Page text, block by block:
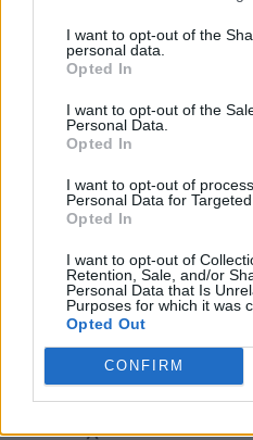
I want to opt-out of the
personal data.
Opted In
I want to opt-out of the
Personal Data.
Opted In
I want to opt-out of
Personal Data for Targeted
Opted In
I want to opt-out of
Retention, Sale, and/or
Personal Data that Is
Purposes for which it was
Opted Out
CONFIRM
Οι ειδικοί έχουν
βακτήρια όπως
ανθεκτικά στα κοινά
που θα μπορούσε να
τα ζώα φάρμας
για την προστασία
ασθένειες. Τα ζώα
αυτά τα αντιβιοτικά
υγιή, γεγονός που
από ασθενέστερα
προκαλεί την